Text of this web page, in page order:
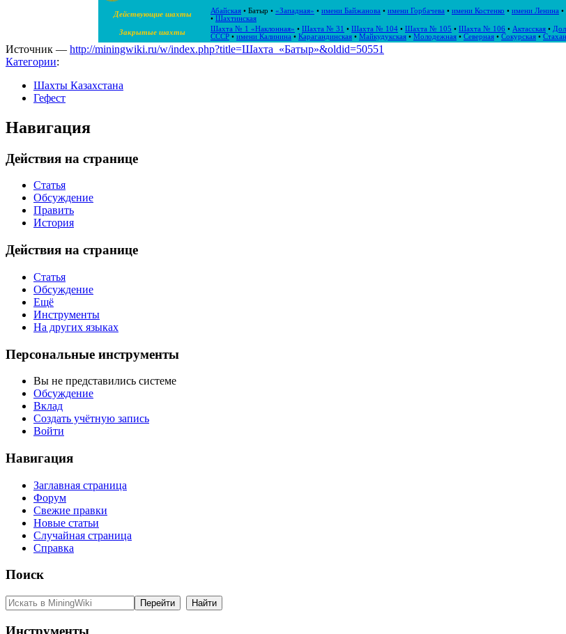
Действующие шахты Абайская • Батыр • «Западная» • имени Байжанова • имени Горбачева • имени Костенко • имени Ленина •
• Шахтинская
Закрытые шахты
Шахта № 1 «Наклонная» • Шахта № 31 • Шахта № 104 • Шахта № 105 • Шахта № 106 • Актасская •
СССР • имени Калинина • Карагандинская • Майкудукская • Молодежная • Северная • Сокурская •
Источник — http://miningwiki.ru/w/index.php?title=Шахта_«Батыр»&oldid=50551
Категории:
Шахты Казахстана
Гефест
Навигация
Действия на странице
Статья
Обсуждение
Править
История
Действия на странице
Статья
Обсуждение
Ещё
Инструменты
На других языках
Персональные инструменты
Вы не представились системе
Обсуждение
Вклад
Создать учётную запись
Войти
Навигация
Заглавная страница
Форум
Свежие правки
Новые статьи
Случайная страница
Справка
Поиск
Инструменты